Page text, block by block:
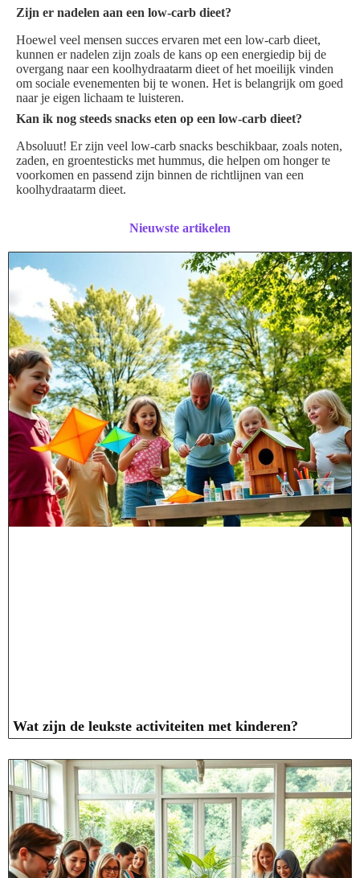
Zijn er nadelen aan een low-carb dieet?
Hoewel veel mensen succes ervaren met een low-carb dieet,
kunnen er nadelen zijn zoals de kans op een energiedip bij de
overgang naar een koolhydraatarm dieet of het moeilijk vinden
om sociale evenementen bij te wonen. Het is belangrijk om goed
naar je eigen lichaam te luisteren.
Kan ik nog steeds snacks eten op een low-carb dieet?
Absoluut! Er zijn veel low-carb snacks beschikbaar, zoals noten,
zaden, en groentesticks met hummus, die helpen om honger te
voorkomen en passend zijn binnen de richtlijnen van een
koolhydraatarm dieet.
Nieuwste artikelen
Wat zijn de leukste activiteiten met kinderen?